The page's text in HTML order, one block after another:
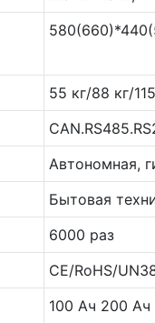
55 кг/88 кг/
Автономная,
Бытовая
6000 раз
CE/RoHS/
100 Ач 200